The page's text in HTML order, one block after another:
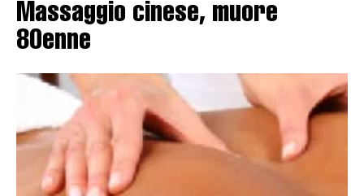
Massaggio cinese, muore
80enne